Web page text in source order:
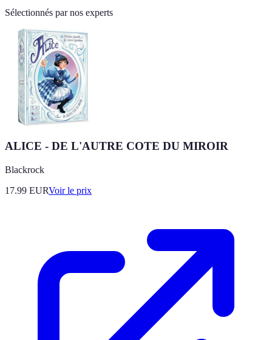
Sélectionnés par nos experts
ALICE - DE L'AUTRE COTE DU MIROIR
Blackrock
17.99 EURVoir le prix